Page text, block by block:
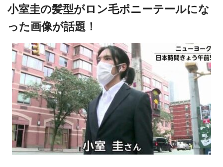
小室圭の髪型がロン毛ポニーテールにな
った画像が話題！